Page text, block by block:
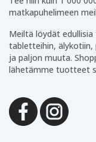
matkapuhelimeen
Meiltä löydät
tabletteihin, älykotiin,
ja paljon muuta.
lähetämme tuotteet